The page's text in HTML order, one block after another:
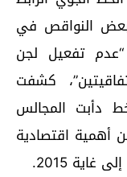
بعض النواقص في
“عدم تفعيل لجن
كشفت
دأبت المجالس
أهمية اقتصادية